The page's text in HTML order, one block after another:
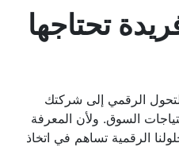
تحتاجها
الرقمي إلى شركتك
السوق. ولأن المعرفة
الرقمية تساهم في اتخاذ